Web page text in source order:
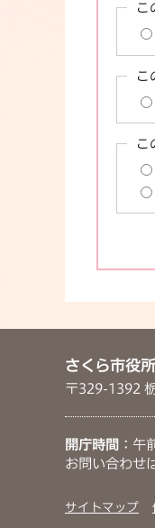
こ
こ
こ
サイトマップ
さくら市役
〒329-1392
開庁時間 ：午
お問い合わせ